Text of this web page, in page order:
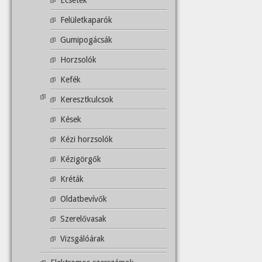
Felületkaparók
Gumipogácsák
Horzsolók
Kefék
Keresztkulcsok
Kések
Kézi horzsolók
Kézigörgők
Kréták
Oldatbevívők
Szerelővasak
Vizsgálóárak